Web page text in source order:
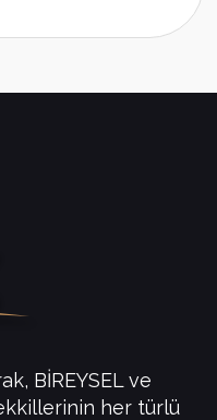
BİREYSEL ve
her türlü